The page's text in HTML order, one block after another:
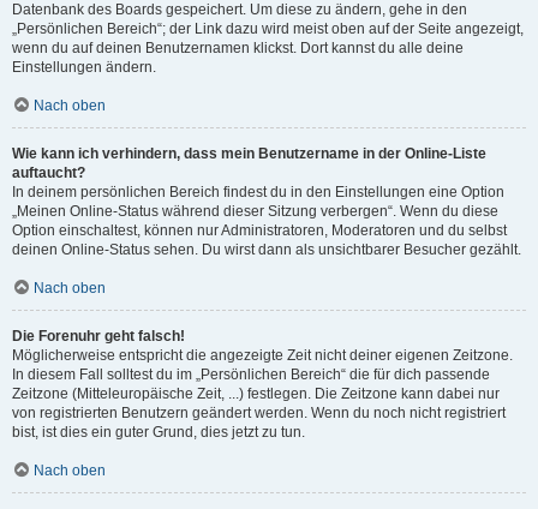
Datenbank des Boards gespeichert. Um diese zu ändern, gehe in den
„Persönlichen Bereich“; der Link dazu wird meist oben auf der Seite angezeigt,
wenn du auf deinen Benutzernamen klickst. Dort kannst du alle deine
Einstellungen ändern.
Nach oben
Wie kann ich verhindern, dass mein Benutzername in der Online-Liste
auftaucht?
In deinem persönlichen Bereich findest du in den Einstellungen eine Option
„Meinen Online-Status während dieser Sitzung verbergen“. Wenn du diese
Option einschaltest, können nur Administratoren, Moderatoren und du selbst
deinen Online-Status sehen. Du wirst dann als unsichtbarer Besucher gezählt.
Nach oben
Die Forenuhr geht falsch!
Möglicherweise entspricht die angezeigte Zeit nicht deiner eigenen Zeitzone.
In diesem Fall solltest du im „Persönlichen Bereich“ die für dich passende
Zeitzone (Mitteleuropäische Zeit, ...) festlegen. Die Zeitzone kann dabei nur
von registrierten Benutzern geändert werden. Wenn du noch nicht registriert
bist, ist dies ein guter Grund, dies jetzt zu tun.
Nach oben